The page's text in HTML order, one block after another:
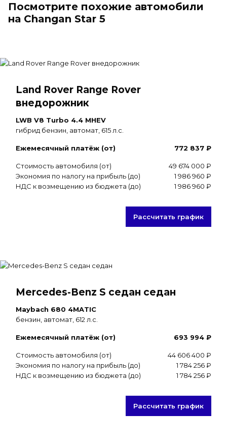
Посмотрите похожие автомобили
на Changan Star 5
Land Rover Range Rover
внедорожник
LWB V8 Turbo 4.4 MHEV
гибрид бензин, автомат, 615 л.с.
Ежемесячный платёж (от) 772 837 ₽
Стоимость автомобиля (от)
49 674 000 ₽
Экономия по налогу на прибыль (до)
1 986 960 ₽
НДС к возмещению из бюджета (до)
1 986 960 ₽
Рассчитать график
Mercedes-Benz S седан седан
Maybach 680 4MATIC
бензин, автомат, 612 л.с.
Ежемесячный платёж (от) 693 994 ₽
Стоимость автомобиля (от)
44 606 400 ₽
Экономия по налогу на прибыль (до)
1 784 256 ₽
НДС к возмещению из бюджета (до)
1 784 256 ₽
Рассчитать график